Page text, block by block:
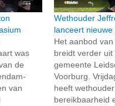
was
de
van
Wethouder
lanceert nieuwe
Het aanbod
breidt verder uit
gemeente
Voorburg.
heeft
bereikbaarheid